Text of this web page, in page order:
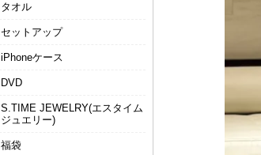
タオル
セットアップ
iPhoneケース
DVD
S.TIME JEWELRY(エスタイム
ジュエリー)
福袋